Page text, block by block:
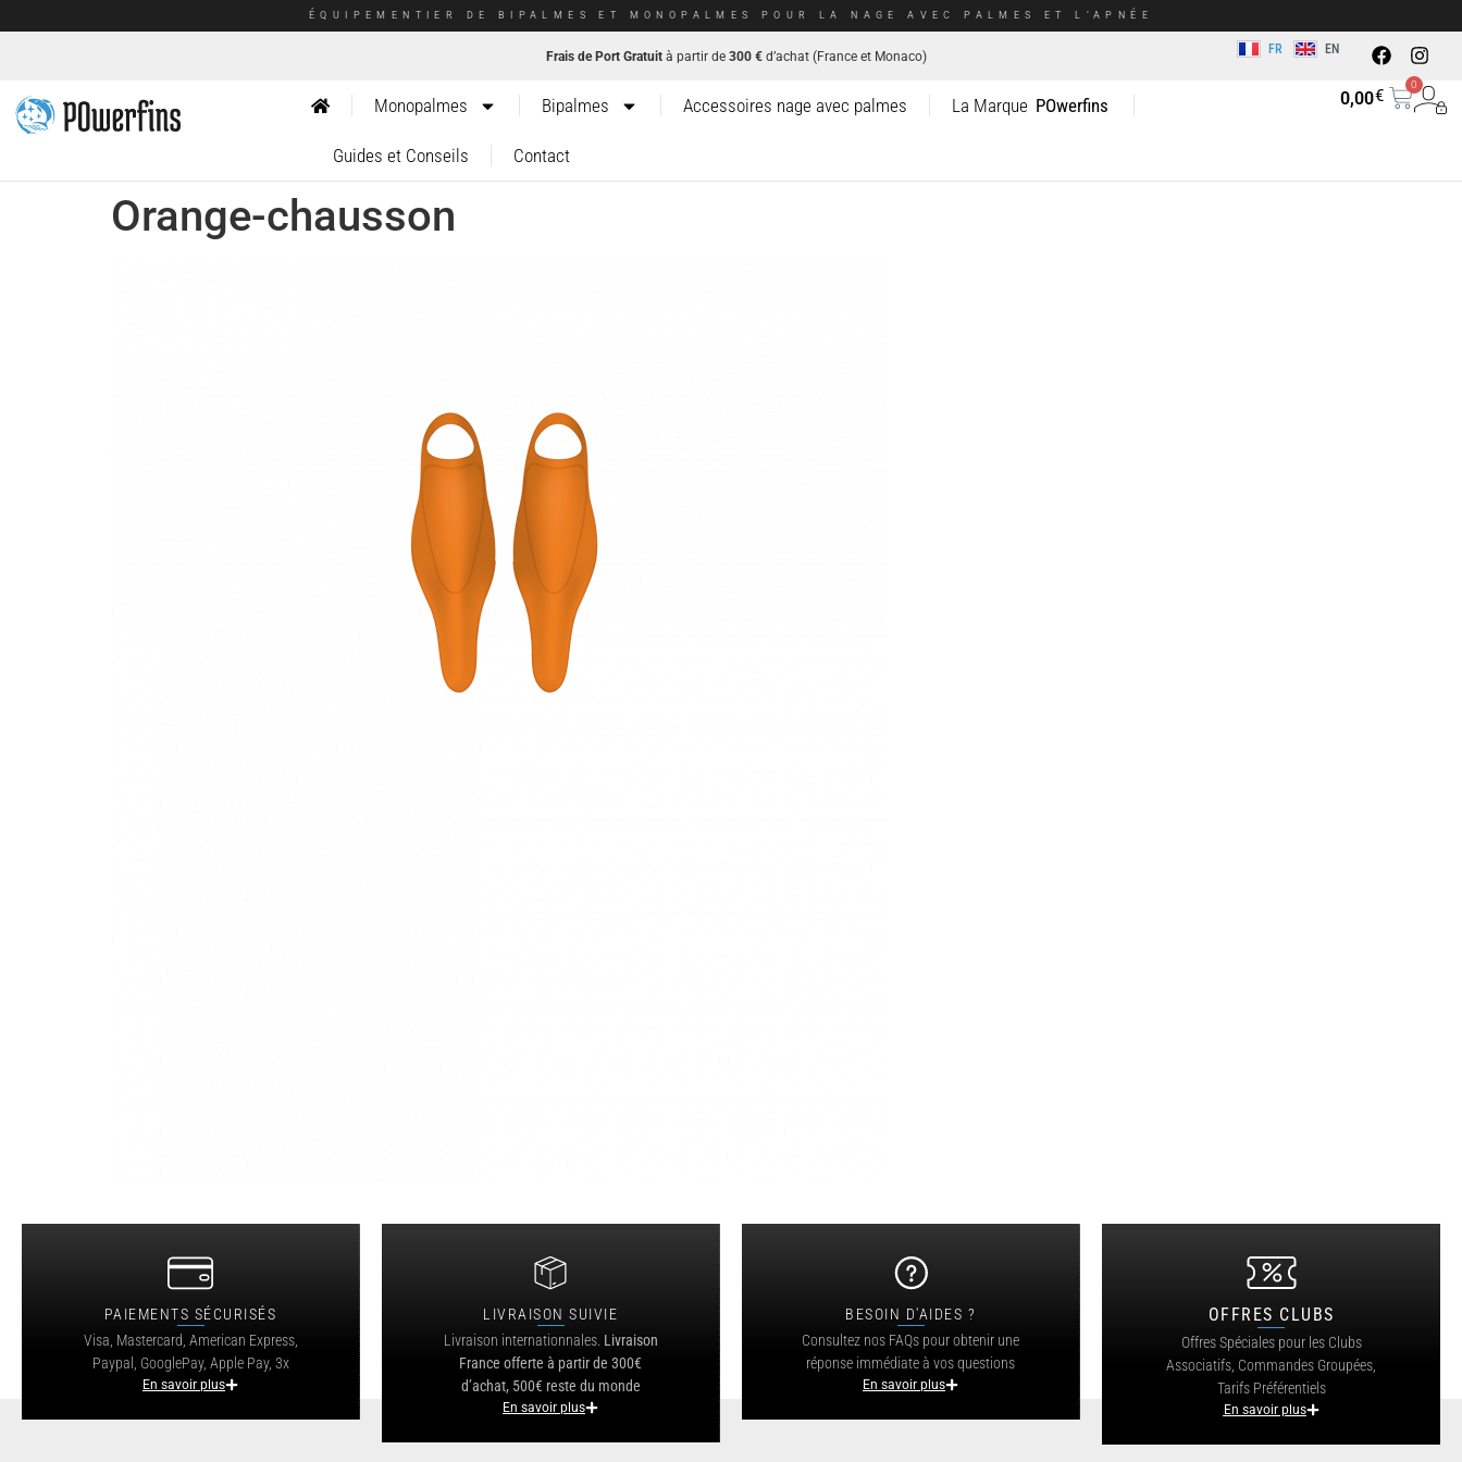
ÉQUIPEMENTIER DE BIPALMES ET MONOPALMES POUR LA NAGE AVEC PALMES ET L’APNÉE
Frais de Port Gratuit à partir de300 € d’achat (France et Monaco) FR EN
Monopalmes Bipalmes Accessoires nage avec palmes La Marque POwerfins
Guides et Conseils Contact
0,00€
0
Orange-chausson
PAIEMENTS SÉCURISÉS
Visa, Mastercard, American Express,
Paypal, GooglePay, Apple Pay, 3x
En savoir plus
LIVRAISON SUIVIE
Livraison internationnales. Livraison
France offerte à partir de 300€
d’achat, 500€ reste du monde
En savoir plus
BESOIN D'AIDES ?
Consultez nos FAQs pour obtenir une
réponse immédiate à vos questions
En savoir plus
OFFRES CLUBS
Offres Spéciales pour les Clubs
Associatifs, Commandes Groupées,
Tarifs Préférentiels
En savoir plus